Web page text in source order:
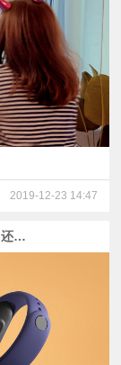
2019-12-23 14:47
米家智能新品发布会汇总：不仅有小米手环4，还有小爱老师！